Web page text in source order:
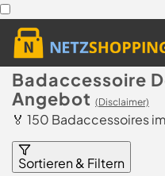
Badaccessoire
Angebot (Disclaimer)
🏅 150 Badaccessoires
Sortieren & Filtern